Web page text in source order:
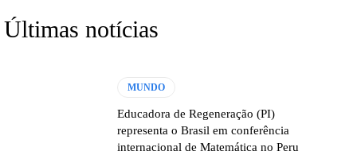
Últimas notícias
MUNDO
Educadora de Regeneração (PI)
representa o Brasil em conferência
internacional de Matemática no Peru